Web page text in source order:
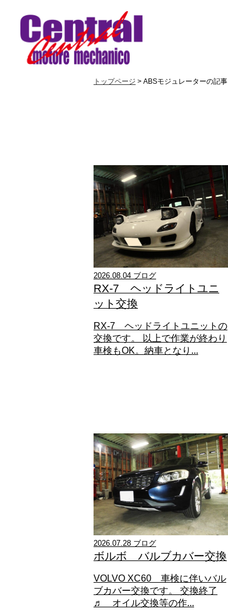
トップページ > ABSモジュレーターの記事
2026.08.04 ブログ
RX-7 ヘッドライトユニ
ット交換
RX-7 ヘッドライトユニットの
交換です。 以上で作業が終わり
車検もOK。納車となり...
2026.07.28 ブログ
ボルボ バルブカバー交換
VOLVO XC60 車検に伴いバル
ブカバー交換です。 交換終了
♬ オイル交換等の作...